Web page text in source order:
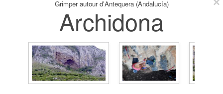
Grimper autour d'Antequera (Andalucía)
Archidona